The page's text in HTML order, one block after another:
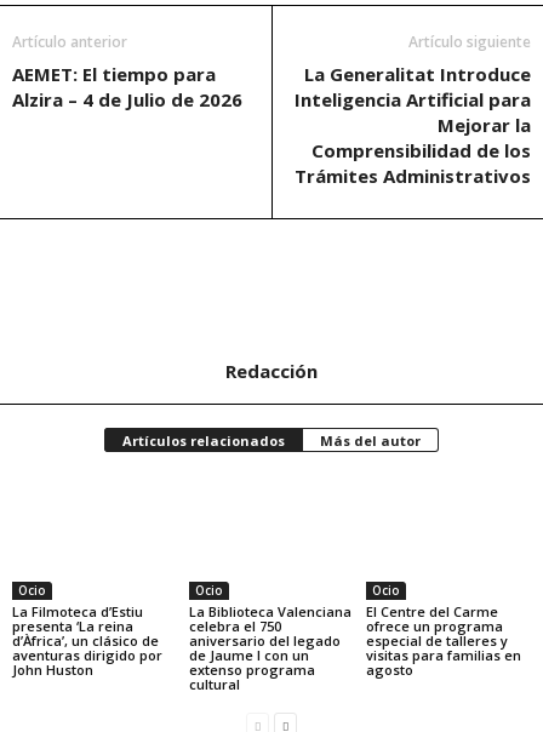
Artículo anterior
AEMET: El tiempo para
Alzira – 4 de Julio de 2026
Artículo siguiente
La Generalitat Introduce
Inteligencia Artificial para
Mejorar la
Comprensibilidad de los
Trámites Administrativos
Redacción
Artículos relacionados Más del autor
Ocio
La Filmoteca d’Estiu
presenta ‘La reina
d’Àfrica’, un clásico de
aventuras dirigido por
John Huston
Ocio
La Biblioteca Valenciana
celebra el 750
aniversario del legado
de Jaume I con un
extenso programa
cultural
Ocio
El Centre del Carme
ofrece un programa
especial de talleres y
visitas para familias en
agosto